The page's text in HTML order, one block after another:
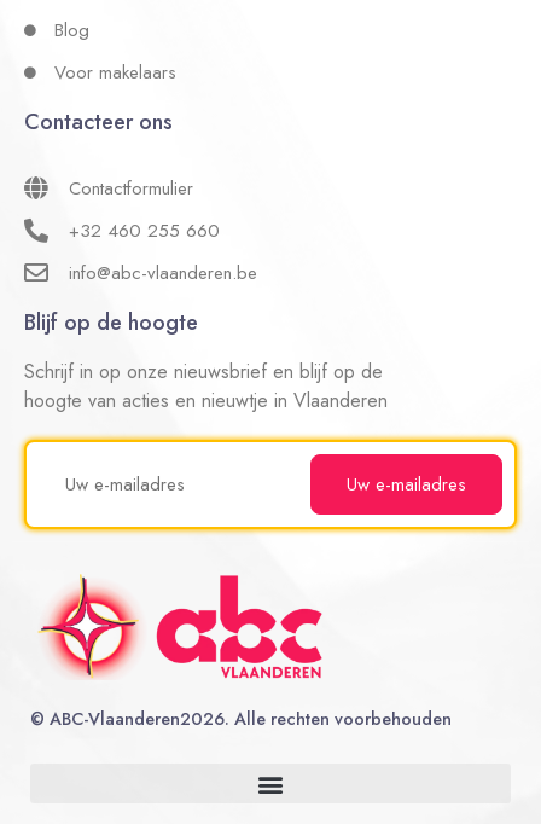
Blog
Voor makelaars
Contacteer ons
Contactformulier
+32 460 255 660
info@abc-vlaanderen.be
Blijf op de hoogte
Schrijf in op onze nieuwsbrief en blijf op de
hoogte van acties en nieuwtje in Vlaanderen
© ABC-Vlaanderen2026. Alle rechten voorbehouden